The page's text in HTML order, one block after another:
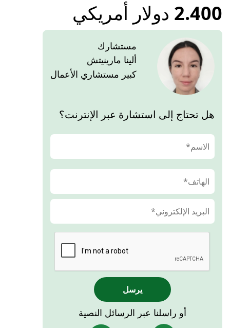
2.400 دولار أمريكي
مستشارك
ألينا مارينيتش
كبير مستشاري الأعمال
هل تحتاج إلى استشارة عبر الإنترنت؟
يرسل
أو راسلنا عبر الرسائل النصية